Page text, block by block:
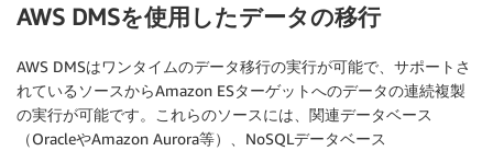
AWS DMSを使用したデータの移行
AWS DMSはワンタイムのデータ移行の実行が可能で、サポートさ
れているソースからAmazon ESターゲットへのデータの連続複製
の実行が可能です。これらのソースには、関連データベース
（OracleやAmazon Aurora等）、NoSQLデータベース